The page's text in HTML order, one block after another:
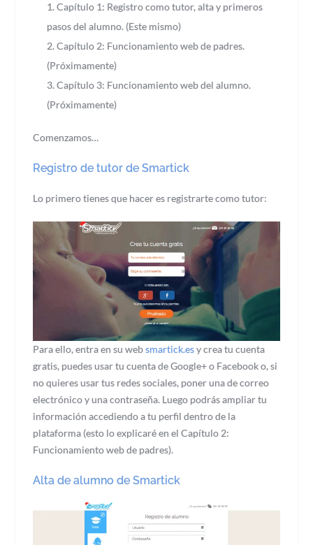
Capítulo 1: Registro como tutor, alta y primeros
pasos del alumno. (Este mismo)
Capítulo 2: Funcionamiento web de padres.
(Próximamente)
Capítulo 3: Funcionamiento web del alumno.
(Próximamente)
Comenzamos…
Registro de tutor de Smartick
Lo primero tienes que hacer es registrarte como tutor:
Para ello, entra en su websmartick.esy crea tu cuenta
gratis, puedes usar tu cuenta de Google+ o Facebook o, si
no quieres usar tus redes sociales, poner una de correo
electrónico y una contraseña. Luego podrás ampliar tu
información accediendo a tu perfil dentro de la
plataforma (esto lo explicaré en el Capítulo 2:
Funcionamiento web de padres).
Alta de alumno de Smartick